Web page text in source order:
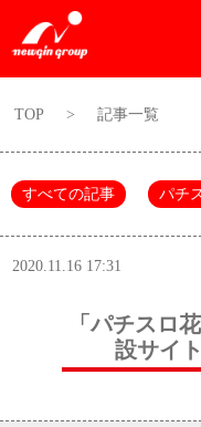
TOP > 記事一覧
すべての記事 パチ
2020.11.16 17:31
「パチスロ
設サイ